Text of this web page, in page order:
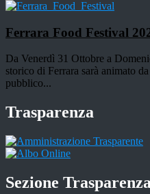
Ferrara Food Festival
Da Venerdì 31 Ottobre a
storico di Ferrara sarà animato
pubblico...
Trasparenza
Sezione Trasparenza